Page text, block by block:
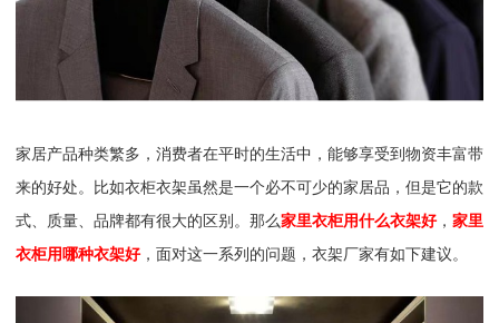
家居产品种类繁多，消费者在平时的生活中，能够享受到物资丰富带
来的好处。比如衣柜衣架虽然是一个必不可少的家居品，但是它的款
式、质量、品牌都有很大的区别。那么家里衣柜用什么衣架好， 家里
衣柜用哪种衣架好，面对这一系列的问题，衣架厂家有如下建议。